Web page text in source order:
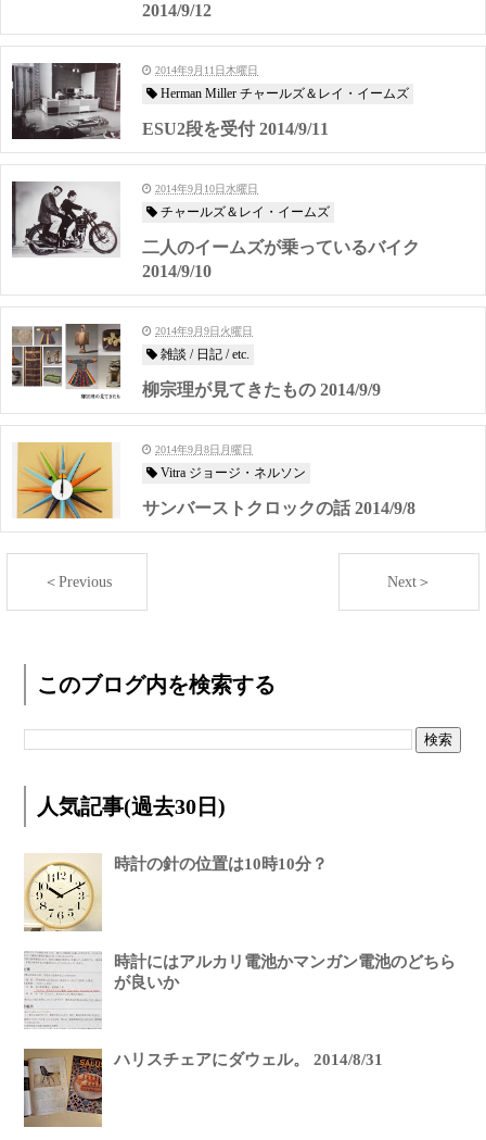
2014/9/12
2014年9月11日木曜日
Herman Miller チャールズ＆レイ・イームズ
ESU2段を受付 2014/9/11
2014年9月10日水曜日
チャールズ＆レイ・イームズ
二人のイームズが乗っているバイク
2014/9/10
2014年9月9日火曜日
雑談 / 日記 / etc.
柳宗理が見てきたもの 2014/9/9
2014年9月8日月曜日
Vitra ジョージ・ネルソン
サンバーストクロックの話 2014/9/8
＜Previous Next＞
このブログ内を検索する
人気記事(過去30日)
時計の針の位置は10時10分？
時計にはアルカリ電池かマンガン電池のどちら
が良いか
ハリスチェアにダウェル。 2014/8/31